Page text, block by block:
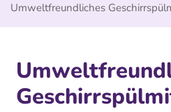
Umweltfreundliches